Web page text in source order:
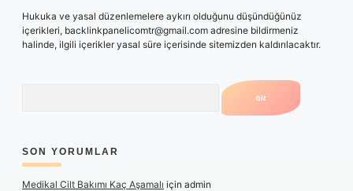
Hukuka ve yasal düzenlemelere aykırı olduğunu düşündüğünüz
içerikleri, backlinkpanelicomtr@gmail.com adresine bildirmeniz
halinde, ilgili içerikler yasal süre içerisinde sitemizden kaldırılacaktır.
SON YORUMLAR
Medikal Cilt Bakımı Kaç Aşamalı için admin